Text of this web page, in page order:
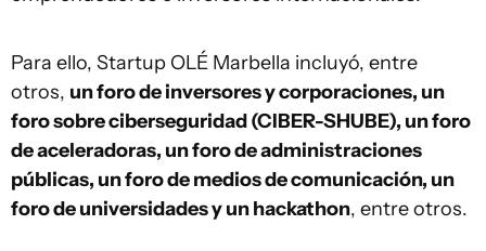
Para ello, Startup OLÉ Marbella incluyó, entre
otros, un foro de inversores y corporaciones, un
foro sobre ciberseguridad (CIBER-SHUBE), un foro
de aceleradoras, un foro de administraciones
públicas, un foro de medios de comunicación, un
foro de universidades y un hackathon, entre otros.